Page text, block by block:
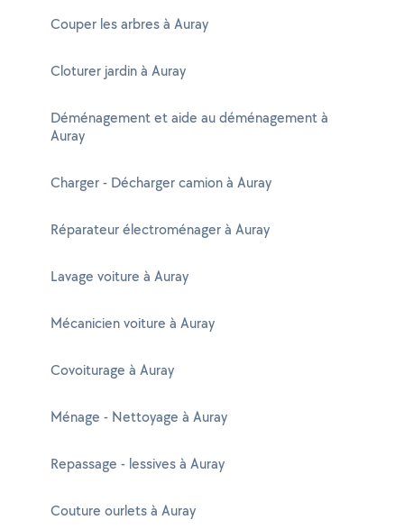
Couper les arbres à Auray
Cloturer jardin à Auray
Déménagement et aide au déménagement à
Auray
Charger - Décharger camion à Auray
Réparateur électroménager à Auray
Lavage voiture à Auray
Mécanicien voiture à Auray
Covoiturage à Auray
Ménage - Nettoyage à Auray
Repassage - lessives à Auray
Couture ourlets à Auray